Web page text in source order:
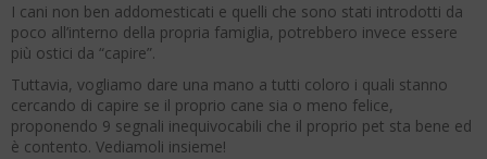
I cani non ben addomesticati e quelli che sono stati introdotti da
poco all’interno della propria famiglia, potrebbero invece essere
più ostici da “capire”.
Tuttavia, vogliamo dare una mano a tutti coloro i quali stanno
cercando di capire se il proprio cane sia o meno felice,
proponendo 9 segnali inequivocabili che il proprio pet sta bene ed
è contento. Vediamoli insieme!